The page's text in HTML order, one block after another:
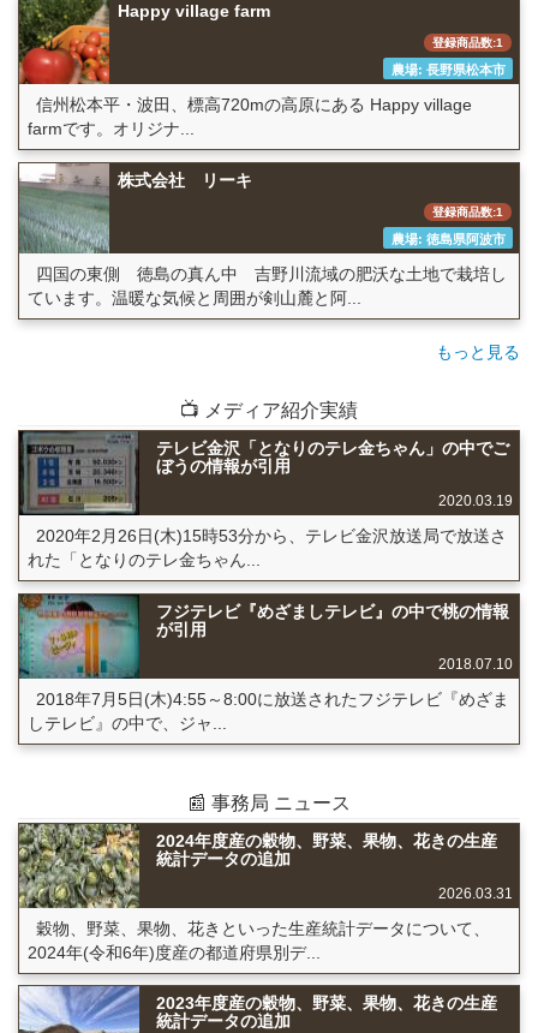
Happy village farm
登録商品数:1
農場: 長野県松本市
信州松本平・波田、標高720mの高原にある Happy village
farmです。オリジナ...
株式会社 リーキ
登録商品数:1
農場: 徳島県阿波市
四国の東側 徳島の真ん中 吉野川流域の肥沃な土地で栽培し
ています。温暖な気候と周囲が剣山麓と阿...
もっと見る
📺 メディア紹介実績
テレビ金沢「となりのテレ金ちゃん」の中でご
ぼうの情報が引用
2020.03.19
2020年2月26日(木)15時53分から、テレビ金沢放送局で放送さ
れた「となりのテレ金ちゃん...
フジテレビ『めざましテレビ』の中で桃の情報
が引用
2018.07.10
2018年7月5日(木)4:55～8:00に放送されたフジテレビ『めざま
しテレビ』の中で、ジャ...
📰 事務局 ニュース
2024年度産の穀物、野菜、果物、花きの生産
統計データの追加
2026.03.31
穀物、野菜、果物、花きといった生産統計データについて、
2024年(令和6年)度産の都道府県別デ...
2023年度産の穀物、野菜、果物、花きの生産
統計データの追加